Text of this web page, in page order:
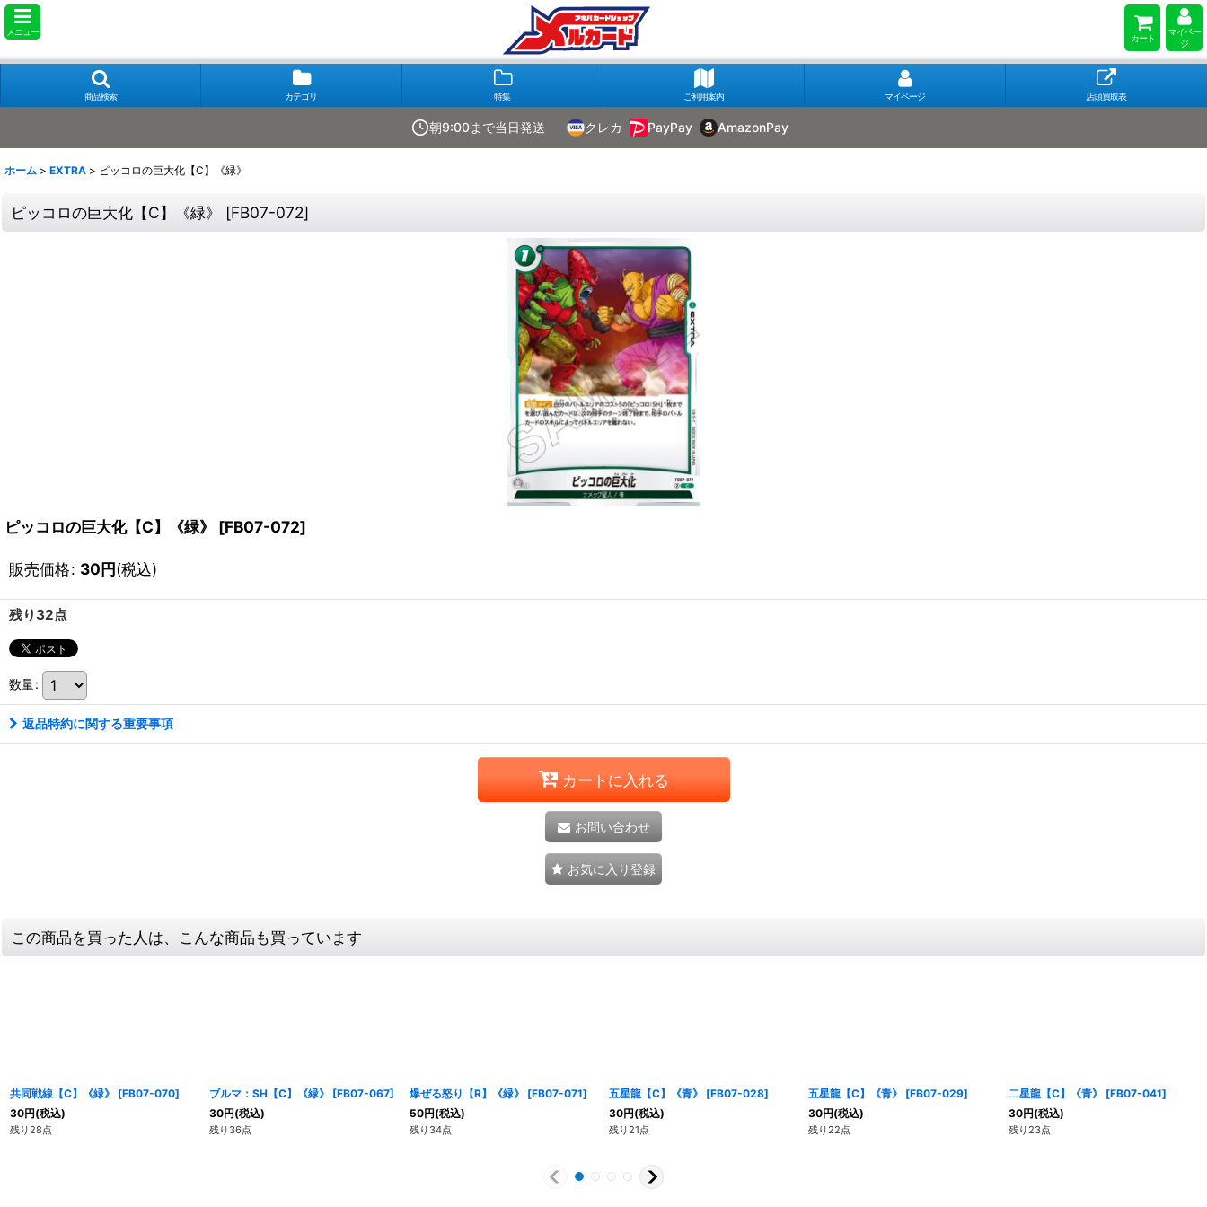
メニュー
カート
マイペー
ジ
商品検索 カテゴリ 特集 ご利用案内 マイページ 店頭買取表
朝9:00まで当日発送 クレカ PayPay AmazonPay
ホーム > EXTRA > ピッコロの巨大化【C】《緑》
ピッコロの巨大化【C】《緑》 [FB07-072]
ピッコロの巨大化【C】《緑》 [FB07-072]
販売価格: 30円(税込)
残り32点
数量:
返品特約に関する重要事項
カートに入れる
お問い合わせ
お気に入り登録
この商品を買った人は、こんな商品も買っています
共同戦線【C】《緑》 [FB07-070]
30円(税込)
残り28点
ブルマ：SH【C】《緑》 [FB07-067]
30円(税込)
残り36点
爆ぜる怒り【R】《緑》 [FB07-071]
50円(税込)
残り34点
五星龍【C】《青》 [FB07-028]
30円(税込)
残り21点
五星龍【C】《青》 [FB07-029]
30円(税込)
残り22点
二星龍【C】《青》 [FB07-041]
30円(税込)
残り23点